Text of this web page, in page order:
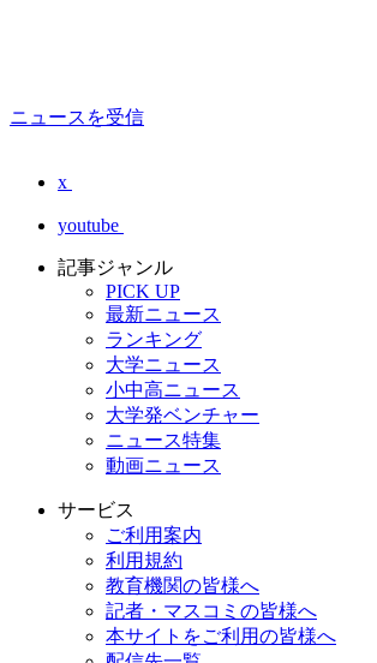
ニュースを受信
x
youtube
記事ジャンル
PICK UP
最新ニュース
ランキング
大学ニュース
小中高ニュース
大学発ベンチャー
ニュース特集
動画ニュース
サービス
ご利用案内
利用規約
教育機関の皆様へ
記者・マスコミの皆様へ
本サイトをご利用の皆様へ